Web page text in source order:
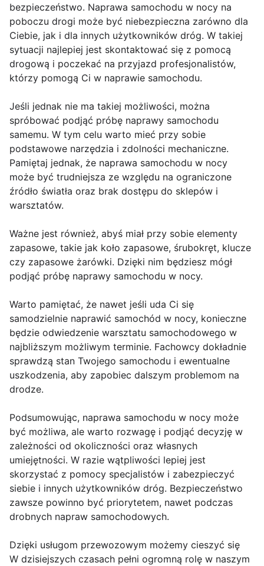
bezpieczeństwo. Naprawa samochodu w nocy na
poboczu drogi może być niebezpieczna zarówno dla
Ciebie, jak i dla innych użytkowników dróg. W takiej
sytuacji najlepiej jest skontaktować się z pomocą
drogową i poczekać na przyjazd profesjonalistów,
którzy pomogą Ci w naprawie samochodu.
Jeśli jednak nie ma takiej możliwości, można
spróbować podjąć próbę naprawy samochodu
samemu. W tym celu warto mieć przy sobie
podstawowe narzędzia i zdolności mechaniczne.
Pamiętaj jednak, że naprawa samochodu w nocy
może być trudniejsza ze względu na ograniczone
źródło światła oraz brak dostępu do sklepów i
warsztatów.
Ważne jest również, abyś miał przy sobie elementy
zapasowe, takie jak koło zapasowe, śrubokręt, klucze
czy zapasowe żarówki. Dzięki nim będziesz mógł
podjąć próbę naprawy samochodu w nocy.
Warto pamiętać, że nawet jeśli uda Ci się
samodzielnie naprawić samochód w nocy, konieczne
będzie odwiedzenie warsztatu samochodowego w
najbliższym możliwym terminie. Fachowcy dokładnie
sprawdzą stan Twojego samochodu i ewentualne
uszkodzenia, aby zapobiec dalszym problemom na
drodze.
Podsumowując, naprawa samochodu w nocy może
być możliwa, ale warto rozwagę i podjąć decyzję w
zależności od okoliczności oraz własnych
umiejętności. W razie wątpliwości lepiej jest
skorzystać z pomocy specjalistów i zabezpieczyć
siebie i innych użytkowników dróg. Bezpieczeństwo
zawsze powinno być priorytetem, nawet podczas
drobnych napraw samochodowych.
Dzięki usługom przewozowym możemy cieszyć się
W dzisiejszych czasach pełni ogromną rolę w naszym